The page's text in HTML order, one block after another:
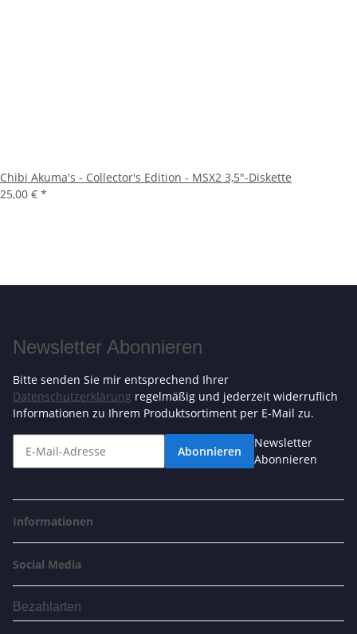
Chibi Akuma's - Collector's Edition - MSX2 3,5"-Diskette
25,00 € *
Newsletter Abonnieren
Bitte senden Sie mir entsprechend Ihrer
Datenschutzerklärung regelmäßig und jederzeit widerruflich
Informationen zu Ihrem Produktsortiment per E-Mail zu.
Abonnieren
Newsletter
Abonnieren
Informationen
Social Media
Bezahlarten